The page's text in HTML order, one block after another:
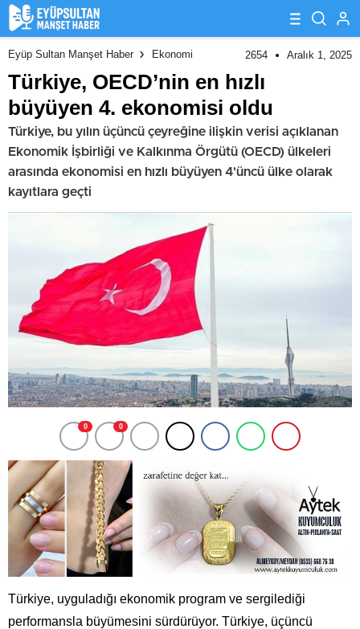
Eyüp Sultan Manşet Haber Ekonomi 2654 Aralık 1, 2025
Türkiye, OECD’nin en hızlı
büyüyen 4. ekonomisi oldu
Türkiye, bu yılın üçüncü çeyreğine ilişkin verisi açıklanan
Ekonomik İşbirliği ve Kalkınma Örgütü (OECD) ülkeleri
arasında ekonomisi en hızlı büyüyen 4'üncü ülke olarak
kayıtlara geçti
0 0
Türkiye, uyguladığı ekonomik program ve sergilediği
performansla büyümesini sürdürüyor. Türkiye, üçüncü